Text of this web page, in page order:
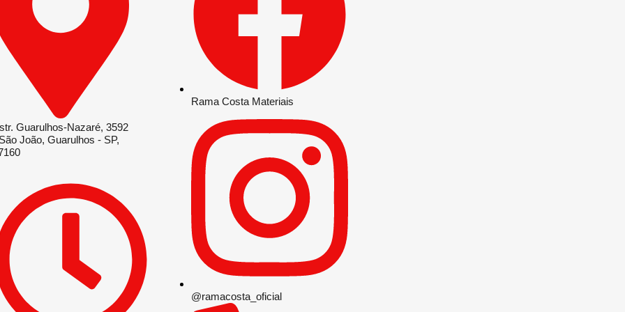
Guarulhos-Nazaré, 3592
João, Guarulhos - SP,
Rama Costa Materiais
@ramacosta_oficial